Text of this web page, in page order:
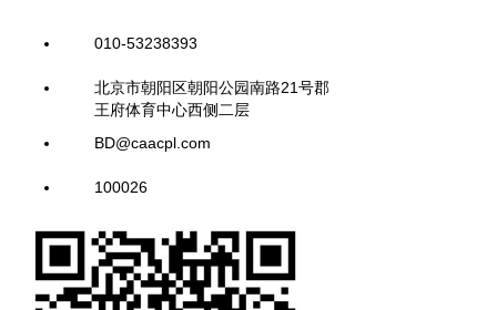
010-53238393
北京市朝阳区朝阳公园南路21号郡
王府体育中心西侧二层
BD@caacpl.com
100026